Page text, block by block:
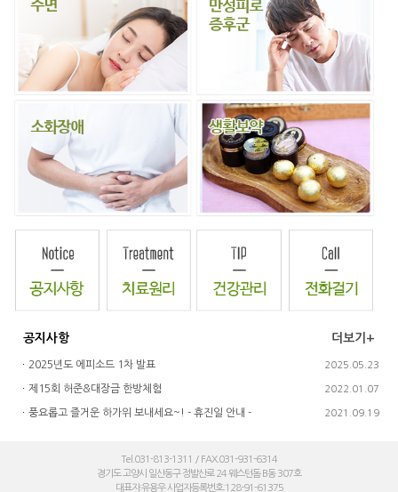
공지사항 더보기+
ㆍ 2025년도 에피소드 1차 발표 2025.05.23
ㆍ제15회 허준&대장금 한방체험 2022.01.07
ㆍ풍요롭고 즐거운 하가위 보내세요~! - 휴진일 안내 - 2021.09.19
Tel.031-813-1311 / FAX.031-931-6314
경기도 고양시 일산동구 정발산로 24 웨스턴돔 B동 307호
대표자:유용우 사업자등록번호:128-91-61375